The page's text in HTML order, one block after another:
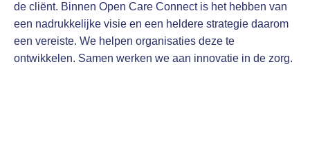
de cliënt. Binnen Open Care Connect is het hebben van
een nadrukkelijke visie en een heldere strategie daarom
een vereiste. We helpen organisaties deze te
ontwikkelen. Samen werken we aan innovatie in de zorg.